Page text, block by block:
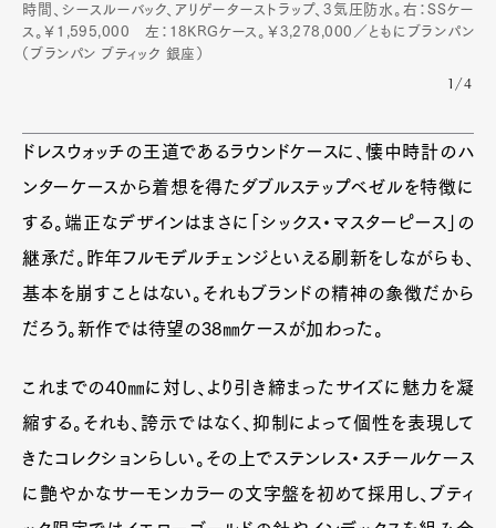
時間、シースルーバック、アリゲーターストラップ、3気圧防水。右：SSケー
ス。￥1,595,000 左：18KRGケース。￥3,278,000／ともにブランパン
（ブランパン ブティック 銀座）
1/4
ドレスウォッチの王道であるラウンドケースに、懐中時計のハ
ンターケースから着想を得たダブルステップベゼルを特徴に
する。端正なデザインはまさに「シックス・マスターピース」の
継承だ。昨年フルモデルチェンジといえる刷新をしながらも、
基本を崩すことはない。それもブランドの精神の象徴だから
だろう。新作では待望の38㎜ケースが加わった。
これまでの40㎜に対し、より引き締まったサイズに魅力を凝
縮する。それも、誇示ではなく、抑制によって個性を表現して
きたコレクションらしい。その上でステンレス・スチールケース
に艶やかなサーモンカラーの文字盤を初めて採用し、ブティ